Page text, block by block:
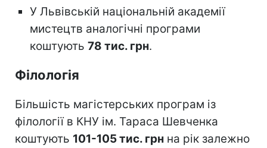
У Львівській національній академії
мистецтв аналогічні програми
коштують 78 тис. грн.
Філологія
Більшість магістерських програм із
філології в КНУ ім. Тараса Шевченка
коштують 101-105 тис. грн на рік залежно